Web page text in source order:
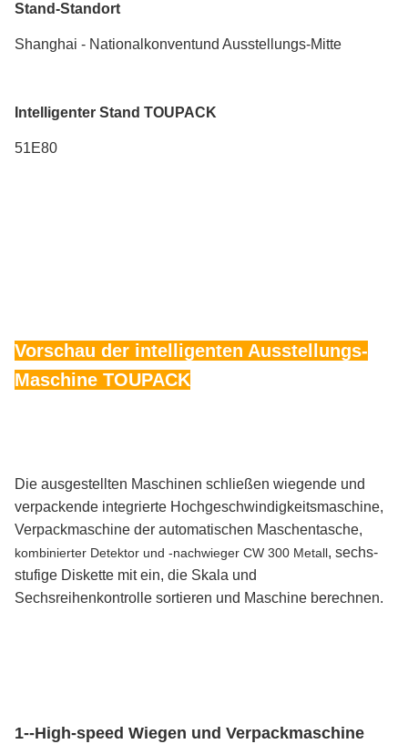
Stand-Standort
Shanghai - Nationalkonventund Ausstellungs-Mitte
Intelligenter Stand TOUPACK
51E80
Vorschau der intelligenten Ausstellungs-
Maschine TOUPACK
Die ausgestellten Maschinen schließen wiegende und
verpackende integrierte Hochgeschwindigkeitsmaschine,
Verpackmaschine der automatischen Maschentasche,
kombinierter Detektor und -nachwieger CW 300 Metall, sechs-
stufige Diskette mit ein, die Skala und
Sechsreihenkontrolle sortieren und Maschine berechnen.
1--High-speed Wiegen und Verpackmaschine